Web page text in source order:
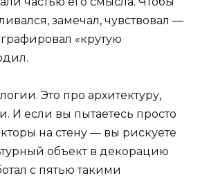
замечал, чувствовал —
«крутую
Это про архитектуру,
И если вы пытаетесь просто
на стену — вы рискуете
объект в декорацию
с пятью такими